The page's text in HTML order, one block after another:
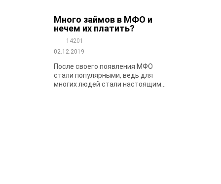
Много займов в МФО и
нечем их платить?
14201
02.12.2019
После своего появления МФО
стали популярными, ведь для
многих людей стали настоящим...